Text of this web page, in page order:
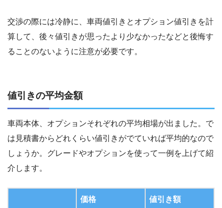
交渉の際には冷静に、車両値引きとオプション値引きを計
算して、後々値引きが思ったより少なかったなどと後悔す
ることのないように注意が必要です。
値引きの平均金額
車両本体、オプションそれぞれの平均相場が出ました。で
は見積書からどれくらい値引きがでていれば平均的なので
しょうか。グレードやオプションを使って一例を上げて紹
介します。
価格 値引き額